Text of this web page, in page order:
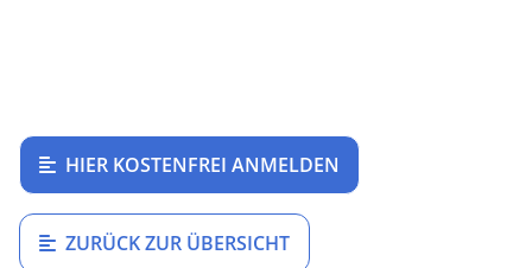
HIER KOSTENFREI ANMELDEN
ZURÜCK ZUR ÜBERSICHT